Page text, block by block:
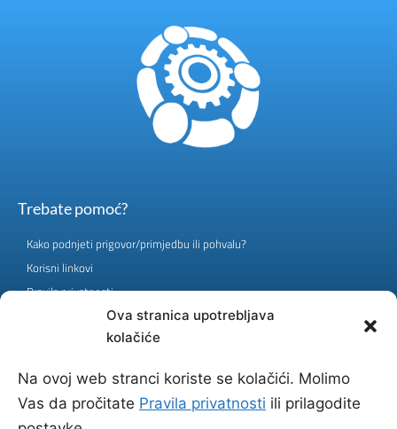
Ova stranica upotrebljava
kolačiće
Na ovoj web stranci koriste se kolačići. Molimo
Vas da pročitate Pravila privatnosti ili prilagodite
Trebate pomoć?
Kako podnjeti prigovor/primjedbu ili pohvalu?
Korisni linkovi
Pravila privatnosti
ID: 4200298890007 | PDV: 200298890007
Banka: Raiffeisen Bank d.d. BiH
Sadržaj stranice JU Medicine rada treba koristiti u informativne svrhe. On ne
može zamijeniti stručni savjet, dijagnozu ili liječenje ljekara. JU Medicina rada ne